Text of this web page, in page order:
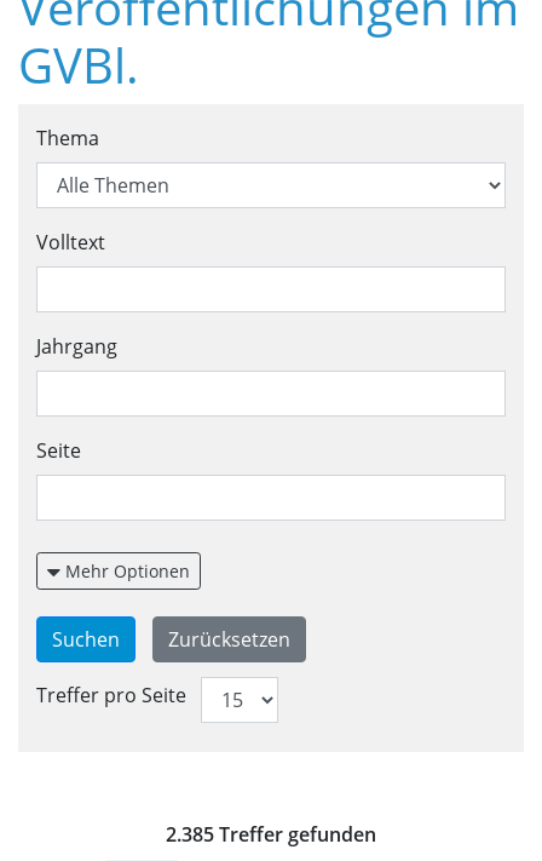
GVBl.
Suchformular für aktuelle
Thema
Volltext
Jahrgang
Seite
Mehr Optionen
Treffer pro Seite
2.385 Treffer gefunden